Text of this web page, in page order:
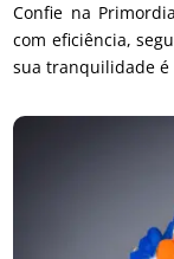
Confie na
com eficiência,
sua tranquilidade